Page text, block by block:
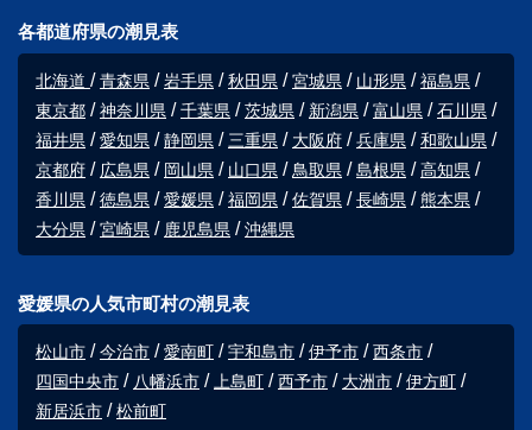
各都道府県の潮見表
北海道 青森県 岩手県 秋田県 宮城県 山形県
福島県
東京都
神奈川県 千葉県 茨城県 新潟県 富山県
石川県
福井県
愛知県 静岡県 三重県 大阪府 兵庫県
和歌山県
京都府
広島県 岡山県 山口県 鳥取県 島根県
高知県
香川県
徳島県 愛媛県 福岡県 佐賀県 長崎県
熊本県
大分県
宮崎県 鹿児島県 沖縄県
愛媛県の人気市町村の潮見表
松山市 今治市 愛南町 宇和島市 伊予市
西条市
四国中央市
八幡浜市 上島町 西予市 大洲市
伊方町
新居浜市
松前町